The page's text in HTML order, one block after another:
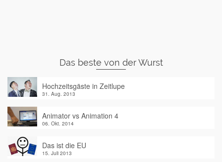
Das beste von der Wurst
Hochzeitsgäste in Zeitlupe
31. Aug. 2013
Animator vs Animation 4
06. Okt. 2014
Das ist die EU
15. Juli 2013